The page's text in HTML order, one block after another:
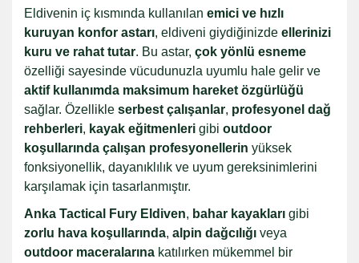
Eldivenin iç kısmında kullanılan emici ve hızlı
kuruyan konfor astarı, eldiveni giydiğinizde ellerinizi
kuru ve rahat tutar. Bu astar, çok yönlü esneme
özelliği sayesinde vücudunuzla uyumlu hale gelir ve
aktif kullanımda maksimum hareket özgürlüğü
sağlar. Özellikle serbest çalışanlar, profesyonel dağ
rehberleri, kayak eğitmenleri gibi outdoor
koşullarında çalışan profesyonellerin yüksek
fonksiyonellik, dayanıklılık ve uyum gereksinimlerini
karşılamak için tasarlanmıştır.
Anka Tactical Fury Eldiven, bahar kayakları gibi
zorlu hava koşullarında, alpin dağcılığı veya
outdoor maceralarına katılırken mükemmel bir